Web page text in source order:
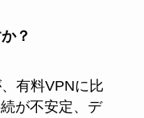
？
有料VPNに比
が不安定、デ